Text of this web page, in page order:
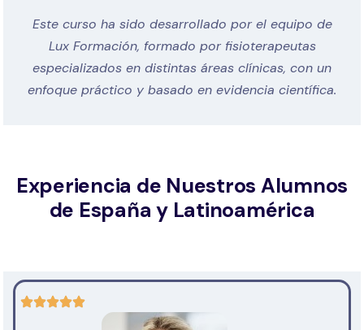
Este curso ha sido desarrollado por el equipo de
Lux Formación, formado por fisioterapeutas
especializados en distintas áreas clínicas, con un
enfoque práctico y basado en evidencia científica.
Experiencia de Nuestros Alumnos
de España y Latinoamérica